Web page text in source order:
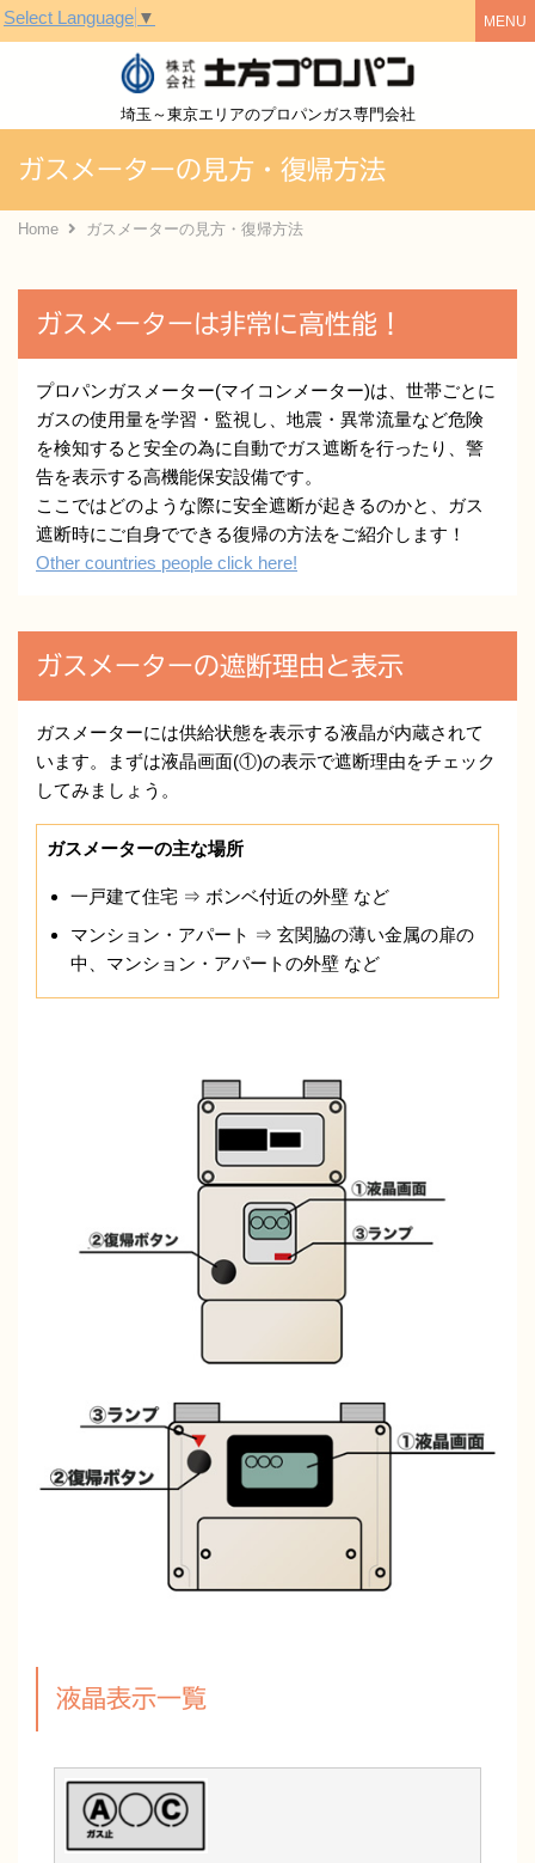
埼玉～東京エリアのプロパンガス専門会社
Select Language ▼
ガスメーターの見方・復帰方法
Home ガスメーターの見方・復帰方法
ガスメーターは非常に高性能！
プロパンガスメーター(マイコンメーター)は、世帯ごとに
ガスの使用量を学習・監視し、地震・異常流量など危険
を検知すると安全の為に自動でガス遮断を行ったり、警
告を表示する高機能保安設備です。
ここではどのような際に安全遮断が起きるのかと、ガス
遮断時にご自身でできる復帰の方法をご紹介します！
Other countries people click here!
ガスメーターの遮断理由と表示
ガスメーターには供給状態を表示する液晶が内蔵されて
います。まずは液晶画面(①)の表示で遮断理由をチェック
してみましょう。
ガスメーターの主な場所
一戸建て住宅 ⇒ ボンベ付近の外壁 など
マンション・アパート ⇒ 玄関脇の薄い金属の扉の
中、マンション・アパートの外壁 など
液晶表示一覧